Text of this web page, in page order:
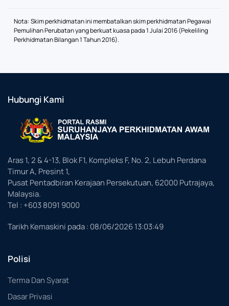
Nota: Skim perkhidmatan ini membatalkan skim perkhidmatan Pegawai
Pemulihan Perubatan yang berkuat kuasa pada 1 Julai 2016 (Pekeliling
Perkhidmatan Bilangan 1 Tahun 2016).
Hubungi Kami
Aras 1, 2 & 4-13, Blok F1, Kompleks F, No. 2, Lebuh Perdana
Timur A, Presint 1,
Pusat Pentadbiran Kerajaan Persekutuan, 62000 Putrajaya,
Malaysia.
Tel : +603 8091 9000
Tarikh Kemaskini pada : 08/06/2026 13:03:49
Polisi
Terma Dan Syarat
Dasar Privasi